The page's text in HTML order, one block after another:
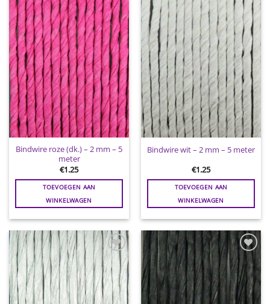
Toevoegen
aan
wenslijst
Bindwire roze (dk.) – 2 mm – 5
meter
€1.25
TOEVOEGEN AAN
WINKELWAGEN
Toevoegen
aan
wenslijst
Bindwire wit – 2 mm – 5 meter
€1.25
TOEVOEGEN AAN
WINKELWAGEN
Toevoegen
aan
wenslijst
Toevoegen
aan
wenslijst